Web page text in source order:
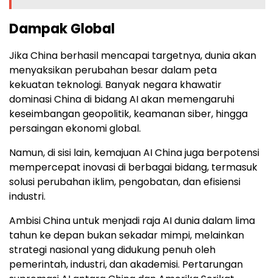
Dampak Global
Jika China berhasil mencapai targetnya, dunia akan
menyaksikan perubahan besar dalam peta
kekuatan teknologi. Banyak negara khawatir
dominasi China di bidang AI akan memengaruhi
keseimbangan geopolitik, keamanan siber, hingga
persaingan ekonomi global.
Namun, di sisi lain, kemajuan AI China juga berpotensi
mempercepat inovasi di berbagai bidang, termasuk
solusi perubahan iklim, pengobatan, dan efisiensi
industri.
Ambisi China untuk menjadi raja AI dunia dalam lima
tahun ke depan bukan sekadar mimpi, melainkan
strategi nasional yang didukung penuh oleh
pemerintah, industri, dan akademisi. Pertarungan